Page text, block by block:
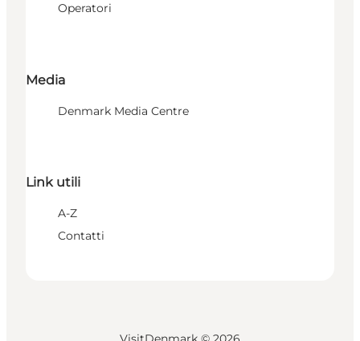
Operatori
Media
Denmark Media Centre
Link utili
A-Z
Contatti